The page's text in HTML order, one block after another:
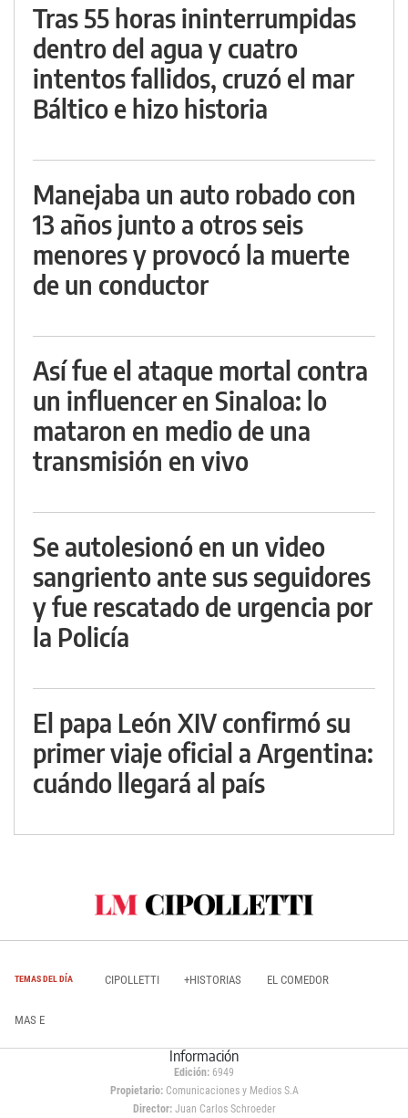
Tras 55 horas ininterrumpidas
dentro del agua y cuatro
intentos fallidos, cruzó el mar
Báltico e hizo historia
Manejaba un auto robado con
13 años junto a otros seis
menores y provocó la muerte
de un conductor
Así fue el ataque mortal contra
un influencer en Sinaloa: lo
mataron en medio de una
transmisión en vivo
Se autolesionó en un video
sangriento ante sus seguidores
y fue rescatado de urgencia por
la Policía
El papa León XIV confirmó su
primer viaje oficial a Argentina:
cuándo llegará al país
TEMAS DEL DÍA CIPOLLETTI +HISTORIAS EL COMEDOR
MAS E
Información
Edición: 6949
Propietario:Comunicaciones y Medios S.A
Director: Juan Carlos Schroeder